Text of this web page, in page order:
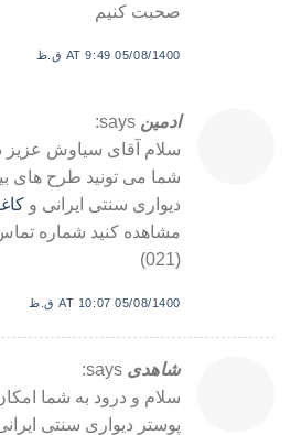
صحبت کنیم
05/08/1400 AT 9:49 ق.ظ
ادمین says:
سلام آقای سیاوش عزیز
شما می تونید طرح های
دیواری سنتی ایرانی و
(021)
05/08/1400 AT 10:07 ق.ظ
شاهدی says:
سلام و درود به شما
پوستر دیواری سنتی